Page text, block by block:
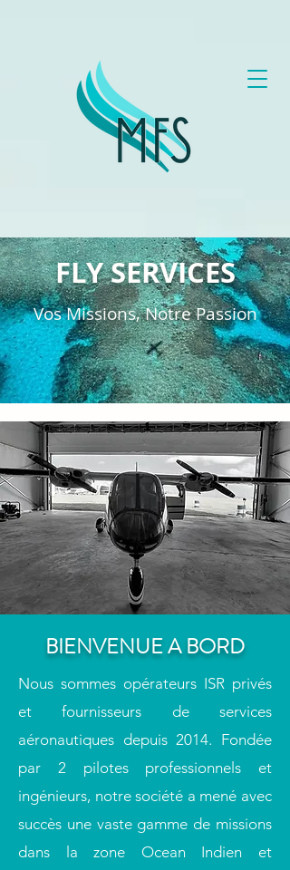
FLY SERVICES
Vos Missions, Notre Passion
BIENVENUE A BORD
Nous sommes opérateurs ISR privés
et fournisseurs de services
aéronautiques depuis 2014. Fondée
par 2 pilotes professionnels et
ingénieurs, notre société a mené avec
succès une vaste gamme de missions
dans la zone Ocean Indien et